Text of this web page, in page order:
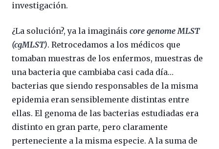
investigación.
¿La solución?, ya la imagináis core genome MLST
(cgMLST). Retrocedamos a los médicos que
tomaban muestras de los enfermos, muestras de
una bacteria que cambiaba casi cada día…
bacterias que siendo responsables de la misma
epidemia eran sensiblemente distintas entre
ellas. El genoma de las bacterias estudiadas era
distinto en gran parte, pero claramente
perteneciente a la misma especie. A la suma de